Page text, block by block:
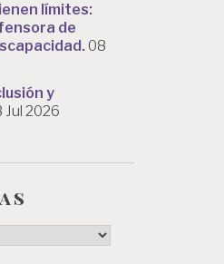
límites:
de
08
y
Jul 2026